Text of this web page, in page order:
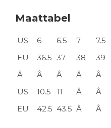
Maattabel
US 6 6.5 7 7.5
EU
36.5 37 38 39
Â
Â Â Â Â
US
10.5 11 Â Â
EU
42.5 43.5 Â Â